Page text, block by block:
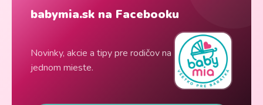
babymia.sk na Facebooku
Novinky, akcie a tipy pre rodičov na
jednom mieste.